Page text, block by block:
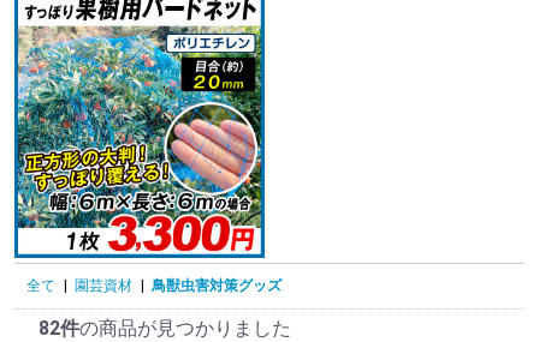
全て 園芸資材 鳥獣虫害対策グッズ
82件の商品が見つかりました